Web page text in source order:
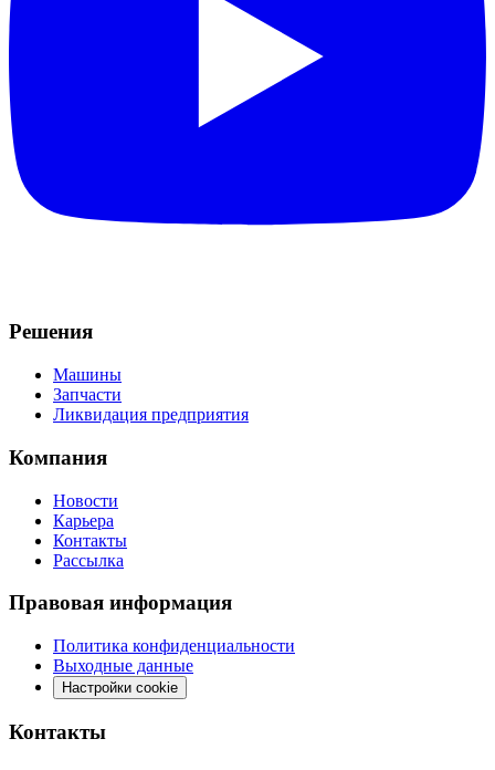
Решения
Машины
Запчасти
Ликвидация предприятия
Компания
Новости
Карьера
Контакты
Рассылка
Правовая информация
Политика конфиденциальности
Выходные данные
Настройки cookie
Контакты